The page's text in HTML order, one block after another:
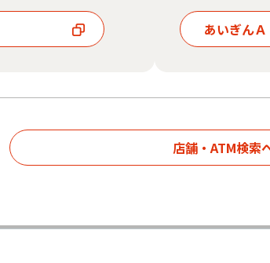
あいぎん
店舗・ATM検索